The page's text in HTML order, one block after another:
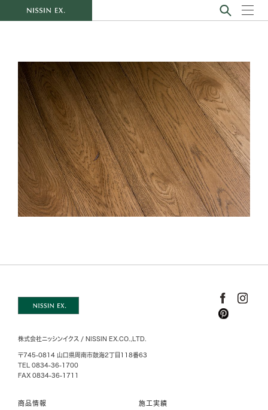
株式会社ニッシンイクス / NISSIN EX.CO.,LTD.
〒745-0814 山口県周南市鼓海2丁目118番63
TEL 0834-36-1700
FAX 0834-36-1711
商品情報 施工実績